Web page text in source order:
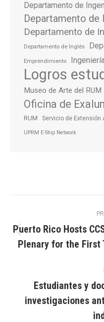
Departamento de
Departamento de
Departamento de
Departamento de Inglés
Emprendimiento
Logros
Museo de Arte del RUM
Oficina de
RUM Servicio de Extensión
UPRM E-Ship Network
navigation
Puerto Rico Hosts
Plenary for the First
Estudiantes y
investigaciones